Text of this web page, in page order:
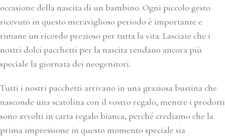
occasione della nascita di un bambino. Ogni piccolo gesto
ricevuto in questo meraviglioso periodo è importante e
rimane un ricordo prezioso per tutta la vita. Lasciate che i
nostri dolci pacchetti per la nascita rendano ancora più
speciale la giornata dei neogenitori.
Tutti i nostri pacchetti arrivano in una graziosa bustina che
nasconde una scatolina con il vostro regalo, mentre i prodotti
sono avvolti in carta regalo bianca, perché crediamo che la
prima impressione in questo momento speciale sia